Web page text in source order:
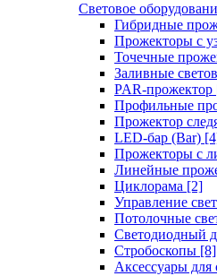
Световое
Гибридные
Прожекторы с
Точечные
Заливные
PAR-прожектор
Профильные
Прожектор
LED-бар (Bar)
Прожекторы с
Линейные
Циклорама [2]
Управление
Потолочные
Светодиодный
Стробоскопы [8]
Аксессуары для